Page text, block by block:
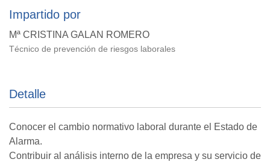
Impartido por
Mª CRISTINA GALAN ROMERO
Técnico de prevención de riesgos laborales
Detalle
Conocer el cambio normativo laboral durante el Estado de
Alarma.
Contribuir al análisis interno de la empresa y su servicio de